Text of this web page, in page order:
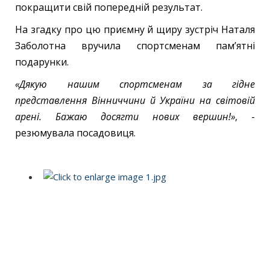
покращити свій попередній результат.
На згадку про цю приємну й щиру зустріч Наталя
Заболотна вручила спортсменам пам’ятні
подарунки.
«Дякую нашим спортсменам за гідне
представлення Вінниччини й України на світовій
арені. Бажаю досягти нових вершин!», -
резюмувала посадовиця.